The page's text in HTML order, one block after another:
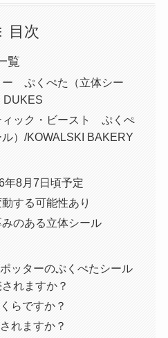
目次
覧
ー ぷくぺた（立体シー
DUKES
ィック・ビースト ぷくぺ
）/KOWALSKI BAKERY
年8月7日頃予定
する可能性あり
のある立体シール
ッターのぷくぺたシール
れますか？
らですか？
れますか？